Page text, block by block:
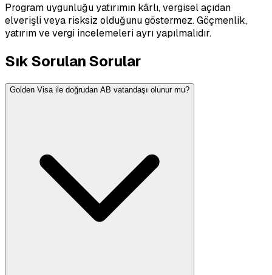
Program uygunluğu yatırımın kârlı, vergisel açıdan
elverişli veya risksiz olduğunu göstermez. Göçmenlik,
yatırım ve vergi incelemeleri ayrı yapılmalıdır.
Sık Sorulan Sorular
Golden Visa ile doğrudan AB vatandaşı olunur mu?